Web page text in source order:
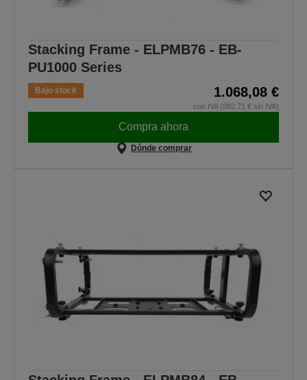
Stacking Frame - ELPMB76 - EB-
PU1000 Series
Bajo stock 1.068,08 €
con IVA (882,71 € sin IVA)
Compra ahora
Dónde comprar